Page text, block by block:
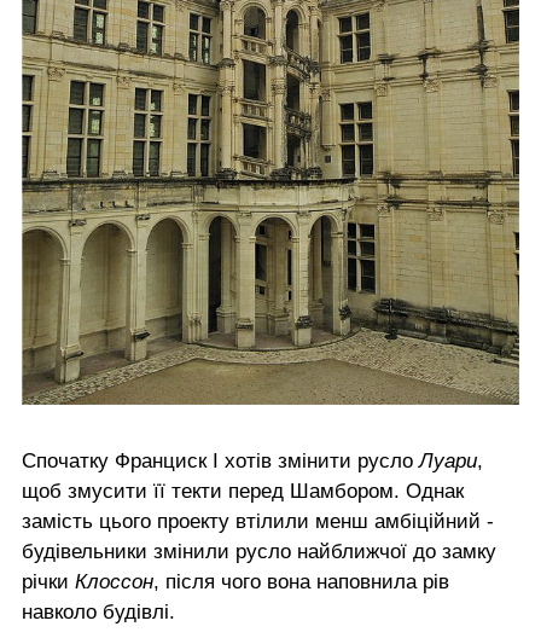
Спочатку Франциск І хотів змінити руслоЛуари,
щоб змусити її текти перед Шамбором. Однак
замість цього проекту втілили менш амбіційний -
будівельники змінили русло найближчої до замку
річки Клоссон, після чого вона наповнила рів
навколо будівлі.